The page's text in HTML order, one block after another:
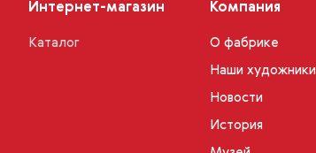
Интернет-магазин
Каталог
Компания
О фабрике
Наши художники
Новости
История